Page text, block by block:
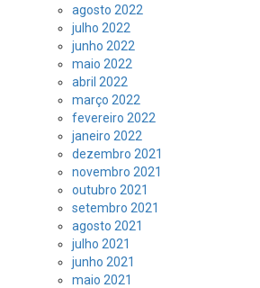
agosto 2022
julho 2022
junho 2022
maio 2022
abril 2022
março 2022
fevereiro 2022
janeiro 2022
dezembro 2021
novembro 2021
outubro 2021
setembro 2021
agosto 2021
julho 2021
junho 2021
maio 2021